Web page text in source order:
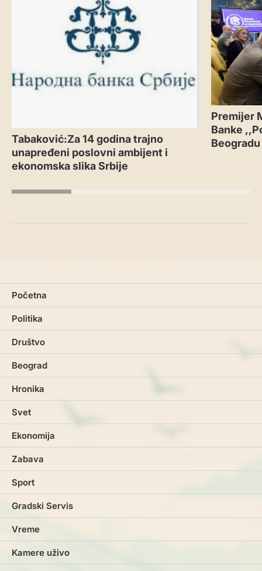
Tabaković:Za 14 godina trajno
unapređeni poslovni ambijent i
ekonomska slika Srbije
Premijer
Banke
Beogradu
Početna
Politika
Društvo
Beograd
Hronika
Svet
Ekonomija
Zabava
Sport
Gradski Servis
Vreme
Kamere uživo